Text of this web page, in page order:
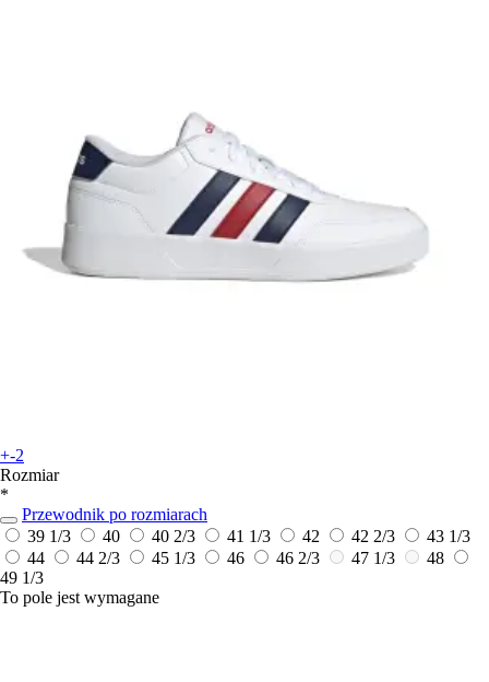
+-2
Rozmiar
*
Przewodnik po rozmiarach
39 1/3
40 40 2/3 41 1/3 42 42 2/3
43 1/3
44
44 2/3 45 1/3 46 46 2/3 47 1/3
48
49 1/3
To pole jest wymagane